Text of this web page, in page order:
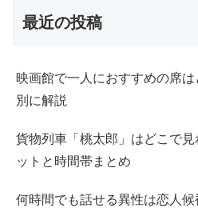
最近の投稿
映画館で一人におすすめの席
別に解説
貨物列車「桃太郎」はどこで
ットと時間帯まとめ
何時間でも話せる異性は恋人